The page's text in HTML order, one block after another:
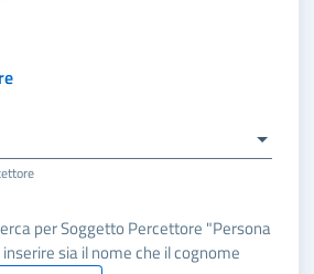
per Soggetto Percettore "Persona
sia il nome che il cognome